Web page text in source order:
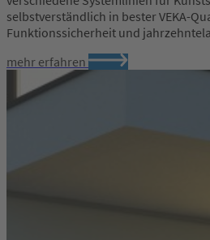
selbstverständlich in bester VEKA-
Funktionssicherheit und
mehr erfahren